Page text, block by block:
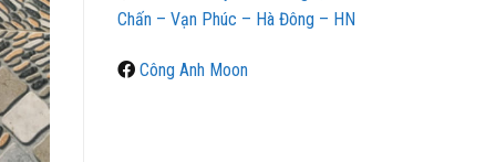
Chấn – Vạn Phúc – Hà Đông – HN
Công Anh Moon